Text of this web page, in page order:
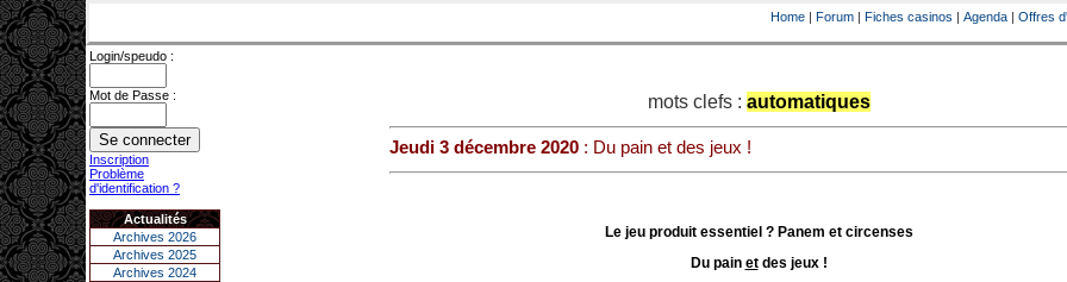
Home | Forum | Fiches casinos | Agenda | Offres
Login/speudo :
Mot de Passe :
Inscription
Problème
d'identification ?
Actualités
Archives 2026
Archives 2025
Archives 2024
mots clefs : automatiques
Jeudi 3 décembre 2020: Du pain et des jeux !
Le jeu produit essentiel ? Panem et circenses
Du pain etdes jeux !